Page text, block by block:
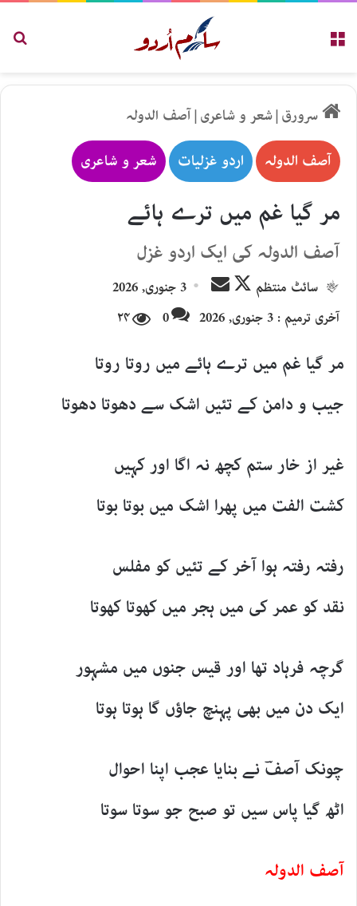
سرورق|شعر و شاعری|آصف الدولہ
آصف الدولہ اردو غزلیات شعر و شاعری
مر گیا غم میں ترے ہائے
آصف الدولہ کی ایک اردو غزل
سائٹ منتظم
Follow
X
Send
email
3 جنوری, 2026
آخری ترمیم : 3 جنوری, 2026
0 ۲۴
مر گیا غم میں ترے ہائے میں روتا روتا
جیب و دامن کے تئیں اشک سے دھوتا دھوتا
غیر از خار ستم کچھ نہ اگا اور کہیں
کشت الفت میں پھرا اشک میں بوتا بوتا
رفتہ رفتہ ہوا آخر کے تئیں کو مفلس
نقد کو عمر کی میں ہجر میں کھوتا کھوتا
گرچہ فرہاد تھا اور قیس جنوں میں مشہور
ایک دن میں بھی پہنچ جاؤں گا ہوتا ہوتا
چونک آصفؔ نے بنایا عجب اپنا احوال
اٹھ گیا پاس سیں تو صبح جو سوتا سوتا
آصف الدولہ